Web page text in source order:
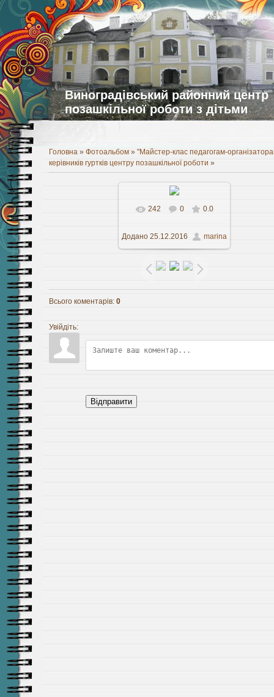
Виноградівський районний центр
позашкільної роботи з дітьми
Головна » Фотоальбом » "Майстер-клас педагогам-
керівників гуртків центру позашкільної роботи »
У реальному розмірі
1280x958/ 256.2Kb
242 0 0.0
Додано 25.12.2016 marina
Всього коментарів: 0
Увійдіть:
Відправити